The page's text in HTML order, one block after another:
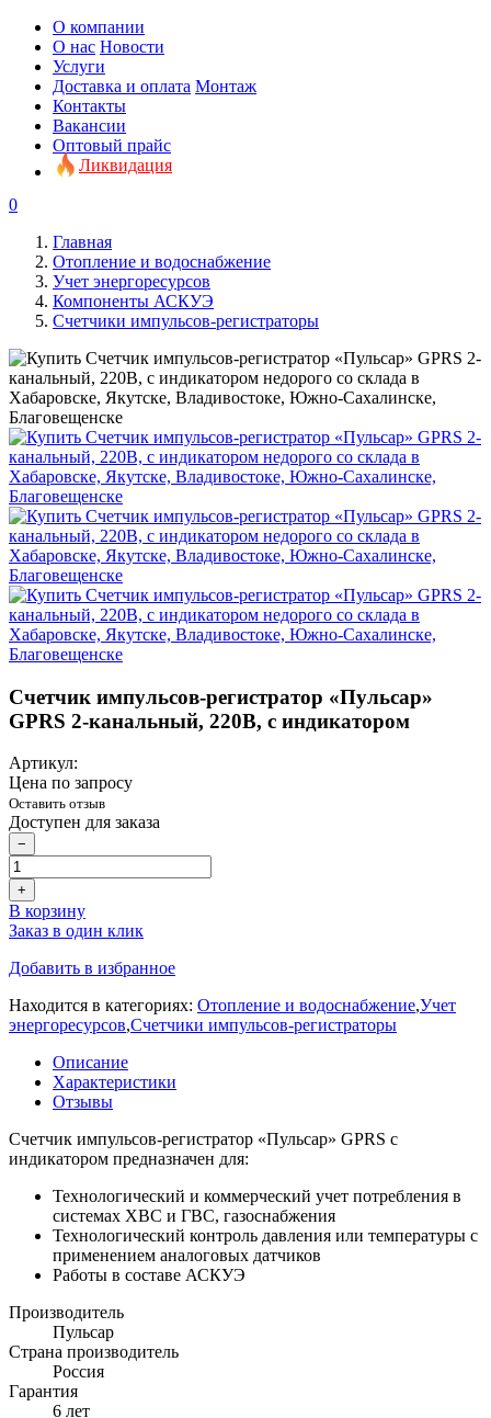
О компании
О нас Новости
Услуги
Доставка и оплата Монтаж
Контакты
Вакансии
Оптовый прайс
Ликвидация
0
Главная
Отопление и водоснабжение
Учет энергоресурсов
Компоненты АСКУЭ
Счетчики импульсов-регистраторы
Счетчик импульсов-регистратор «Пульсар»
GPRS 2-канальный, 220В, с индикатором
Артикул:
Цена по запросу
Оставить отзыв
Доступен для заказа
−
+
В корзину
Заказ в один клик
Добавить в избранное
Находится в категориях: Отопление и водоснабжение,Учет
энергоресурсов,Счетчики импульсов-регистраторы
Описание
Характеристики
Отзывы
Счетчик импульсов-регистратор «Пульсар» GPRS с
индикатором предназначен для:
Технологический и коммерческий учет потребления в
системах ХВС и ГВС, газоснабжения
Технологический контроль давления или температуры с
применением аналоговых датчиков
Работы в составе АСКУЭ
Производитель
Пульсар
Страна производитель
Россия
Гарантия
6 лет